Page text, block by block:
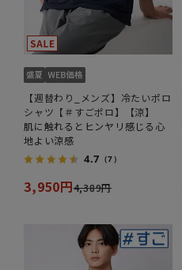
【週替わり_メンズ】冷たいポロ
シャツ【＃すごポロ】【涼】
肌に触れるとヒンヤリ感じる心
地よい涼感
4.7 （7）
3,950円4,389円